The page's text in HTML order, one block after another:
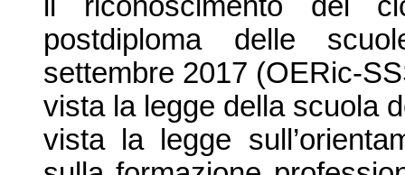
il riconoscimento dei
postdiploma delle
settembre 2017 (OERic-
vista la legge della scuola
vista la legge